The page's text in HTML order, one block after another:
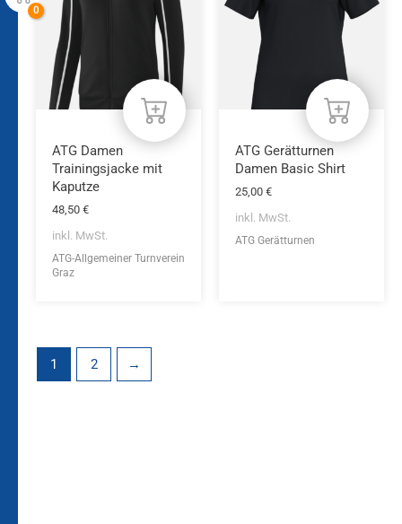
mehrere
Varianten
auf.
Die
Optionen
können
auf
Produktseite
gewählt
werden
ATG Damen
Trainingsjacke mit
Kaputze
48,50 €
inkl. MwSt.
ATG-Allgemeiner Turnverein
Graz
Varianten
Optionen
können
auf
Produktseite
gewählt
werden
ATG Gerätturnen
Damen Basic Shirt
25,00 €
inkl. MwSt.
ATG Gerätturnen
1 2 →